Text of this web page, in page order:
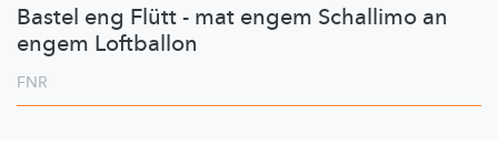
Bastel eng Flütt - mat engem Schallimo an
engem Loftballon
FNR